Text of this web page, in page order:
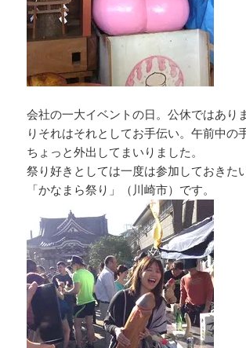
会社の一大イベントの日。公休ではあり
りそれはそれとしてお手伝い。午前中の
ちょっと外出してまいりました。
祭り好きとしては一度は参加しておきた
「かなまら祭り」（川崎市）です。